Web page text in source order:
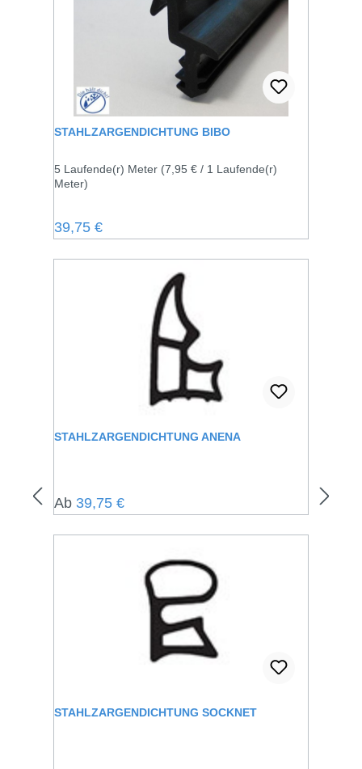
STAHLZARGENDICHTUNG BIBO
5 Laufende(r) Meter (7,95 € / 1 Laufende(r)
Meter)
Regulärer Preis:
39,75 €
STAHLZARGENDICHTUNG ANENA
Regulärer Preis:
Ab 39,75 €
STAHLZARGENDICHTUNG SOCKNET